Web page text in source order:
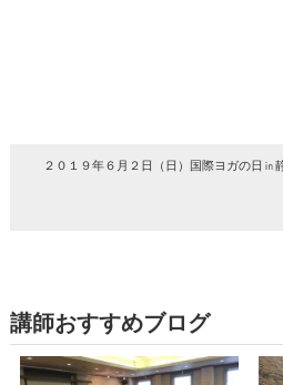
２０１９年６月２日（日）国際ヨガの日
講師おすすめブログ